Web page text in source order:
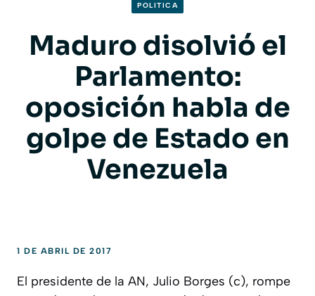
POLITICA
Maduro disolvió el
Parlamento:
oposición habla de
golpe de Estado en
Venezuela
1 DE ABRIL DE 2017
El presidente de la AN, Julio Borges (c), rompe